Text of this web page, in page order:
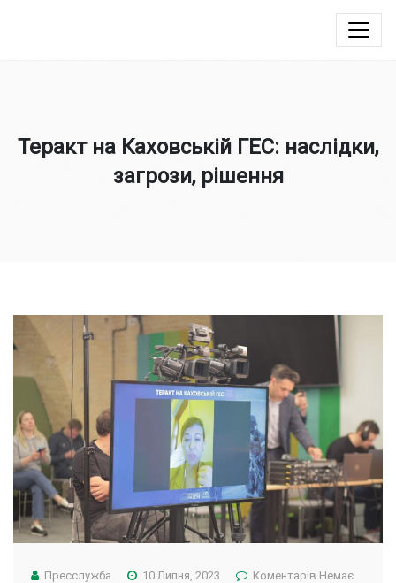
Теракт на Каховській ГЕС: наслідки,
загрози, рішення
Пресслужба 10 Липня, 2023 Коментарів Немає